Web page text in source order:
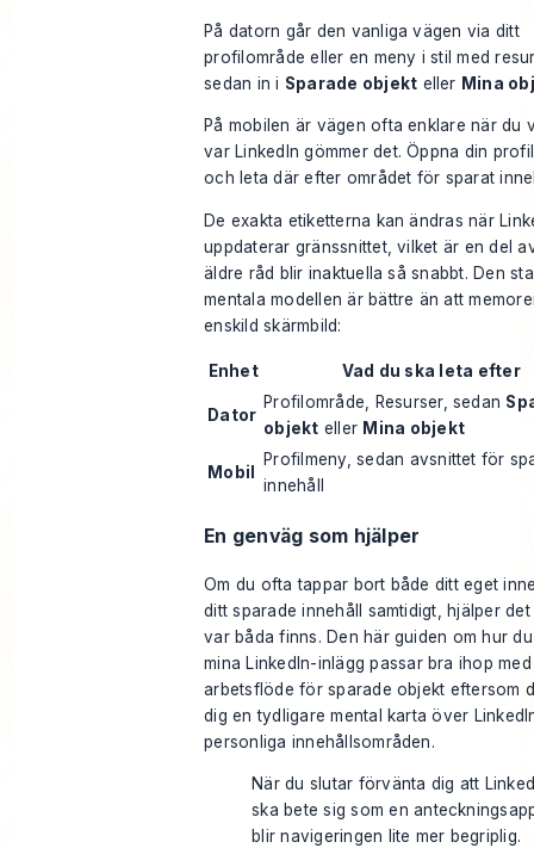
På datorn går den vanliga vägen via ditt
profilområde eller en meny i stil med
sedan in i Sparade objekt eller Mina
På mobilen är vägen ofta enklare när du
var LinkedIn gömmer det. Öppna din
och leta där efter området för sparat
De exakta etiketterna kan ändras när
uppdaterar gränssnittet, vilket är en del
äldre råd blir inaktuella så snabbt. Den
mentala modellen är bättre än att
enskild skärmbild:
Enhet Vad du ska leta efter
Dator
Profilområde, Resurser, sedan
objekt eller Mina objekt
Mobil
Profilmeny, sedan avsnittet för
innehåll
En genväg som hjälper
Om du ofta tappar bort både ditt eget
ditt sparade innehåll samtidigt, hjälper
var båda finns. Den här guiden omhur
mina LinkedIn-inlägg passar bra ihop
arbetsflöde för sparade objekt eftersom
dig en tydligare mental karta över
personliga innehållsområden.
När du slutar förvänta dig att
ska bete sig som en
blir navigeringen lite mer begriplig.